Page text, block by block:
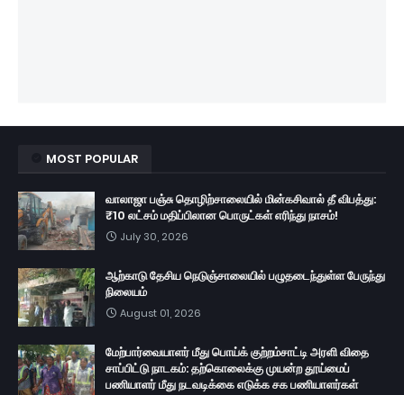
MOST POPULAR
வாலாஜா பஞ்சு தொழிற்சாலையில் மின்கசிவால் தீ விபத்து:
₹10 லட்சம் மதிப்பிலான பொருட்கள் எரிந்து நாசம்!
July 30, 2026
ஆற்காடு தேசிய நெடுஞ்சாலையில் பழுதடைந்துள்ள பேருந்து
நிலையம்
August 01, 2026
மேற்பார்வையாளர் மீது பொய்க் குற்றம்சாட்டி அரளி விதை
சாப்பிட்டு நாடகம்: தற்கொலைக்கு முயன்ற தூய்மைப்
பணியாளர் மீது நடவடிக்கை எடுக்க சக பணியாளர்கள்